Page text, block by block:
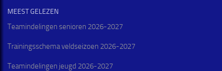
MEEST GELEZEN
Teamindelingen senioren 2026-2027
Trainingsschema veldseizoen 2026-2027
Teamindelingen jeugd 2026-2027